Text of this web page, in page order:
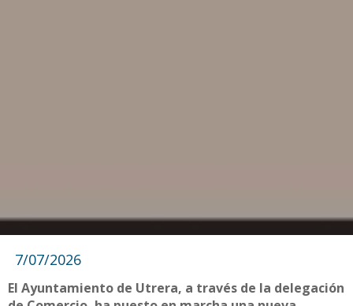
7/07/2026
El Ayuntamiento de Utrera, a través de la delegación